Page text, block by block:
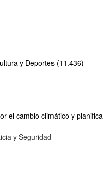
y Deportes (11.436)
el cambio climático y
y Seguridad